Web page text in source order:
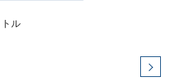
ル